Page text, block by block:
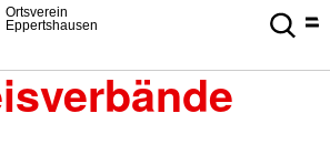
Eppertshausen
Ortsverein